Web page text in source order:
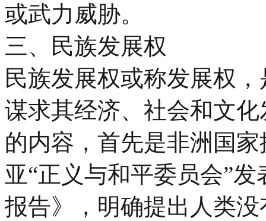
或武力威胁。
三、民族发展权
民族发展权或称发展权
谋求其经济、社会和文
的内容，首先是非洲国
亚“正义与和平委员会”
报告》，明确提出人类